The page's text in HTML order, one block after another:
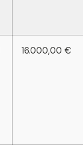
16.000,00 €